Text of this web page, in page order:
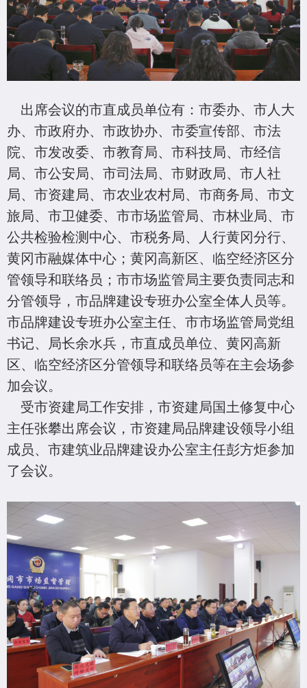
出席会议的市直成员单位有：市委办、市人大
办、市政府办、市政协办、市委宣传部、市法
院、市发改委、市教育局、市科技局、市经信
局、市公安局、市司法局、市财政局、市人社
局、市资建局、市农业农村局、市商务局、市文
旅局、市卫健委、市市场监管局、市林业局、市
公共检验检测中心、市税务局、人行黄冈分行、
黄冈市融媒体中心；黄冈高新区、临空经济区分
管领导和联络员；市市场监管局主要负责同志和
分管领导，市品牌建设专班办公室全体人员等。
市品牌建设专班办公室主任、市市场监管局党组
书记、局长余水兵，市直成员单位、黄冈高新
区、临空经济区分管领导和联络员等在主会场参
加会议。
受市资建局工作安排，市资建局国土修复中心
主任张攀出席会议，市资建局品牌建设领导小组
成员、市建筑业品牌建设办公室主任彭方炬参加
了会议。